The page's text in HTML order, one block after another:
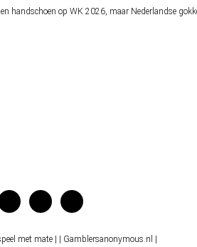
handschoen op WK 2026, maar Nederlandse
met mate | | Gamblersanonymous.nl